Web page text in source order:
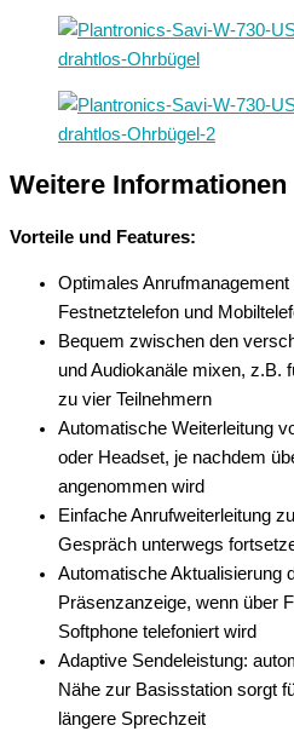
Weitere Informationen
Vorteile und Features:
Optimales
Festnetztelefon und
Bequem zwischen den
und Audiokanäle mixen, z.B.
zu vier Teilnehmern
Automatische Weiterleitung
oder Headset, je nachdem
angenommen wird
Einfache Anrufweiterleitung
Gespräch unterwegs
Automatische Aktualisierung
Präsenzanzeige, wenn über
Softphone telefoniert wird
Adaptive Sendeleistung:
Nähe zur Basisstation sorgt
längere Sprechzeit